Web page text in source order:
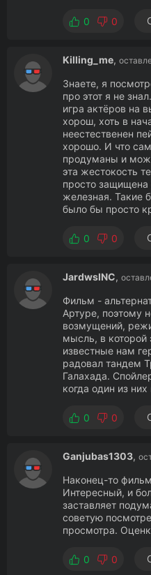
0 0
Killing_me,
Знаете, я
про этот я не
игра актёров на
хорош, хоть в
неестественен
хорошо. И что
продуманы и
эта жестокость
просто защищена
железная. Такие
было бы просто
0 0
JardwsINC,
Фильм -
Артуре, поэтому
возмущений,
мысль, в
известные нам
радовал тандем
Галахада.
когда один из них
0 0
Ganjubas1303,
Наконец-то
Интересный, и
заставляет
советую
просмотра.
0 0